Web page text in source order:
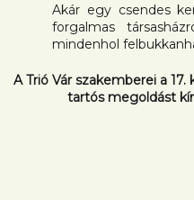
Akár egy csendes
forgalmas
mindenhol
A Trió Vár szakemberei a
tartós megoldást